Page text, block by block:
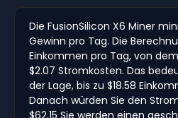
Die FusionSilicon X6 Miner
Gewinn pro Tag. Die
Einkommen pro Tag, von
$2.07 Stromkosten. Das
der Lage, bis zu $18.58
Danach würden Sie den
$62.15 Sie werden einen